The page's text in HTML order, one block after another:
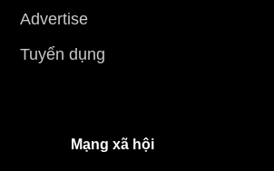
Advertise
Tuyển dụng
Mạng xã hội